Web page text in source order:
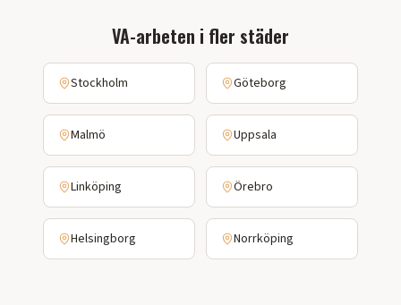
VA-arbeten i fler städer
Stockholm Göteborg
Malmö Uppsala
Linköping Örebro
Helsingborg Norrköping